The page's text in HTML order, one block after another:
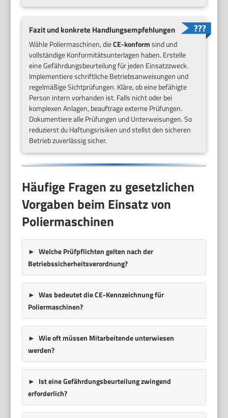
Fazit und konkrete Handlungsempfehlungen
Wähle Poliermaschinen, dieCE-konformsind und
vollständige Konformitätsunterlagen haben. Erstelle
eine Gefährdungsbeurteilung für jeden Einsatzzweck.
Implementiere schriftliche Betriebsanweisungen und
regelmäßige Sichtprüfungen. Kläre, ob eine befähigte
Person intern vorhanden ist. Falls nicht oder bei
komplexen Anlagen, beauftrage externe Prüfungen.
Dokumentiere alle Prüfungen und Unterweisungen. So
reduzierst du Haftungsrisiken und stellst den sicheren
Betrieb zuverlässig sicher.
Häufige Fragen zu gesetzlichen
Vorgaben beim Einsatz von
Poliermaschinen
Welche Prüfpflichten gelten nach der
Betriebssicherheitsverordnung?
Was bedeutet die CE-Kennzeichnung für
Poliermaschinen?
Wie oft müssen Mitarbeitende unterwiesen
werden?
Ist eine Gefährdungsbeurteilung zwingend
erforderlich?